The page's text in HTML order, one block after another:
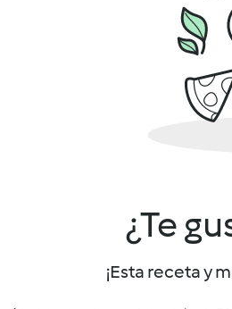
¿Te
¡Esta receta y